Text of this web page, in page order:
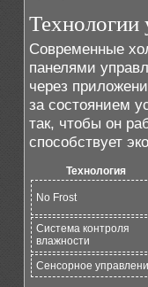
Технологии
Современные
панелями
через
за состоянием
так, чтобы он
способствует
Технология
No Frost
Система контроля
влажности
Сенсорное